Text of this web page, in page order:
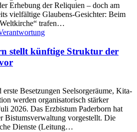
Erhebung der Reliquien – doch am
vielfältige Glaubens-Gesichter: Beim
trafen…
stellt künftige Struktur der
Besetzungen Seelsorgeräume, Kita-
werden organisatorisch stärker
2026. Das Erzbistum Paderborn hat
Bistumsverwaltung vorgestellt. Die
Dienste (Leitung…